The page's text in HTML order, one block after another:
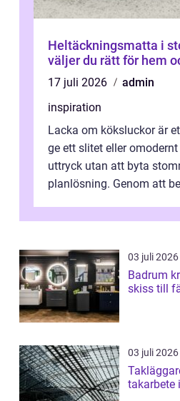
Heltäckningsmatta i
väljer du rätt för hem
17 juli 2026
admin
inspiration
Lacka om köksluckor är
ge ett slitet eller
uttryck utan att byta
planlösning. Genom att
03 juli 2026
Badrum
skiss till
03 juli 2026
Takläggare
takarbete